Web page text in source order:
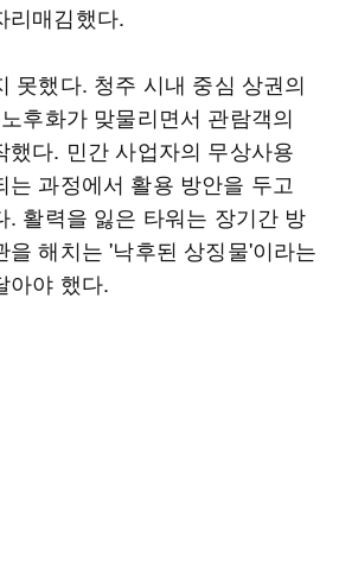
리매김했다.
못했다. 청주 시내 중심 상권의
후화가 맞물리면서 관람객의
했다. 민간 사업자의 무상사용
과정에서 활용 방안을 두고
. 활력을 잃은 타워는 장기간 방
을 해치는 '낙후된 상징물'이라는
아야 했다.